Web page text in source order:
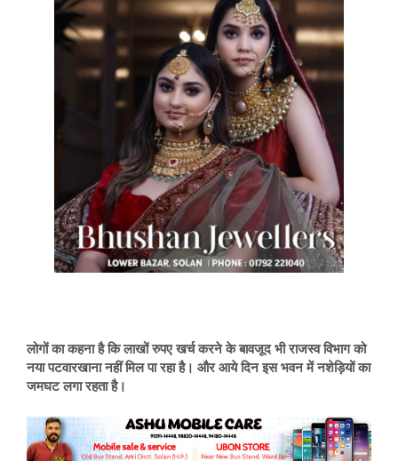
लोगों का कहना है कि लाखों रुपए खर्च करने के बावजूद भी राजस्व विभाग को
नया पटवारखाना नहीं मिल पा रहा है। और आये दिन इस भवन में नशेड़ियों का
जमघट लगा रहता है।